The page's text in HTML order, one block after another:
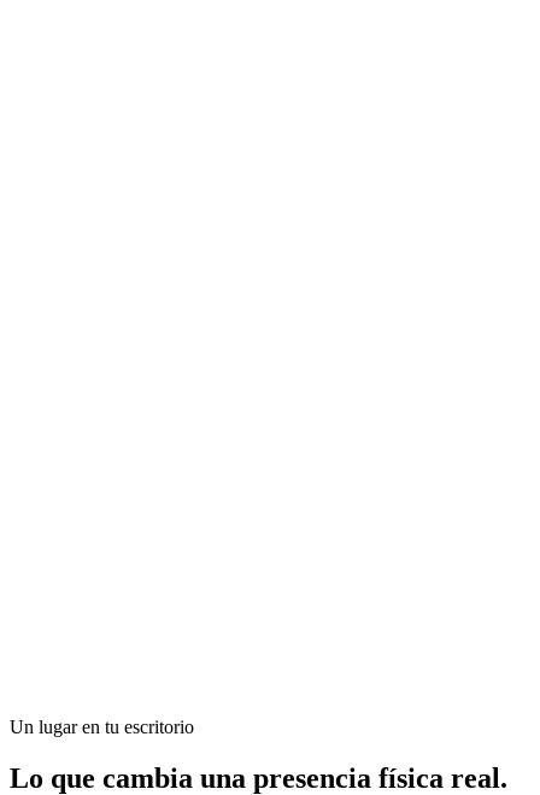
Un lugar en tu escritorio
Lo que cambia una presencia física real.